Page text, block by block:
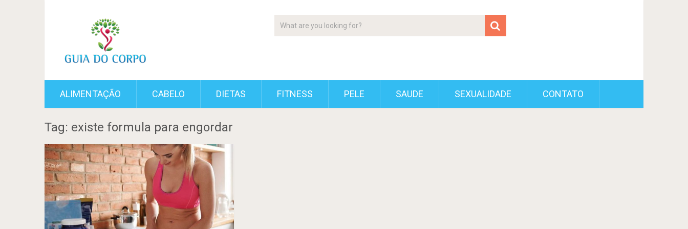
ALIMENTAÇÃO CABELO DIETAS FITNESS PELE SAUDE SEXUALIDADE CONTATO
Tag: existe formula para engordar